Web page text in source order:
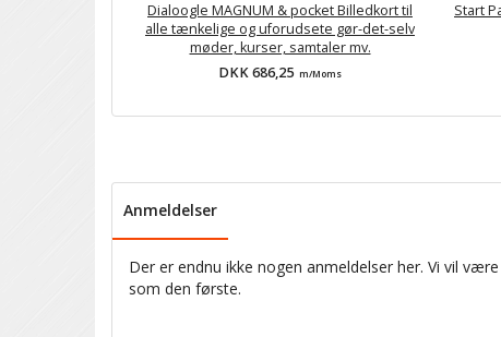
Dialoogle MAGNUM & pocket Billedkort til
alle tænkelige og uforudsete gør-det-selv
møder, kurser, samtaler mv.
DKK 686,25 m/Moms
Start
Anmeldelser
Der er endnu ikke nogen anmeldelser her. Vi vil
som den første.